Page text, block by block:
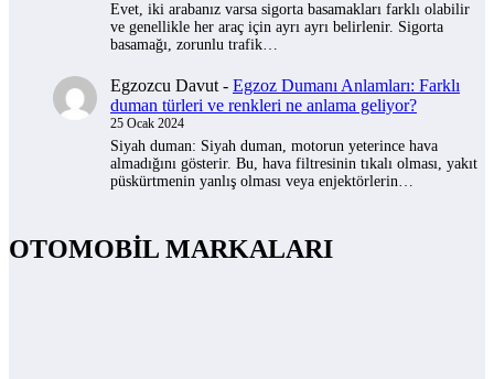
Evet, iki arabanız varsa sigorta basamakları farklı olabilir
ve genellikle her araç için ayrı ayrı belirlenir. Sigorta
basamağı, zorunlu trafik…
Egzozcu Davut - Egzoz Dumanı Anlamları: Farklı
duman türleri ve renkleri ne anlama geliyor?
25 Ocak 2024
Siyah duman: Siyah duman, motorun yeterince hava
almadığını gösterir. Bu, hava filtresinin tıkalı olması, yakıt
püskürtmenin yanlış olması veya enjektörlerin…
OTOMOBİL MARKALARI